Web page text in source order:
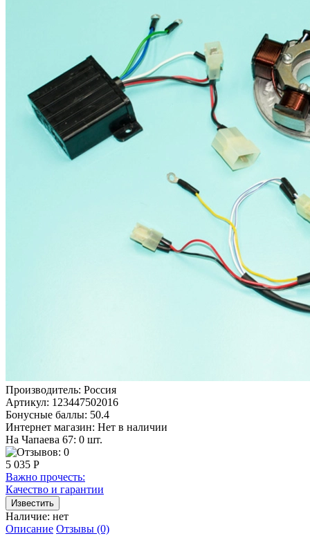
Производитель: Россия
Артикул: 123447502016
Бонусные баллы: 50.4
Интернет магазин: Нет в наличии
На Чапаева 67: 0 шт.
5 035 Р
Важно прочесть:
Качество и гарантии
Наличие: нет
Описание Отзывы (0)